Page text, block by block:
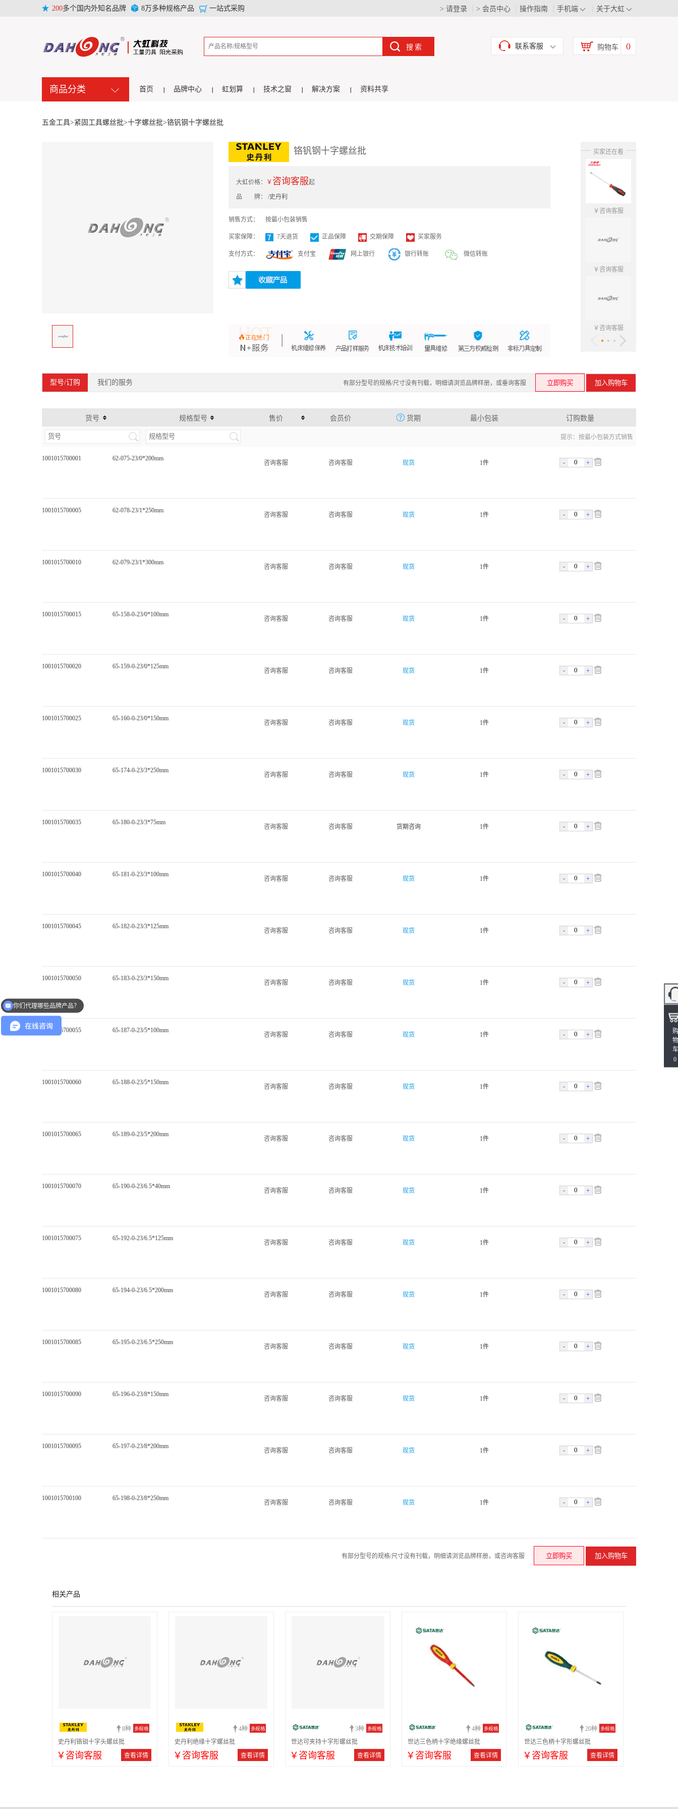
200多个国内外知名品牌 8万多种规格产品 一站式采购 > 请登录 > 会员中心 操作指南 手机端 关于大虹
搜索 联系客服 购物车 0
商品分类 首页 品牌中心 虹划算 技术之窗 解决方案 资料共享
五金工具>紧固工具螺丝批>十字螺丝批>铬钒钢十字螺丝批
铬钒钢十字螺丝批
大虹价格： ￥ 咨询客服起
品 牌： /史丹利
销售方式： 按最小包装销售
买家保障： 7天退货 正品保障 交期保障 买家服务
支付方式： 支付宝 网上银行 银行转账 微信转账
买家还在看
￥咨询客服
￥咨询客服
￥咨询客服
型号/订购 我们的服务 有部分型号的规格/尺寸没有刊载，明细请浏览品牌样册，或垂询客服
货号 规格型号 售价 会员价 货期 最小包装 订购数量
提示：按最小包装方式销售
1001015700001 62-075-23/0*200mm
咨询客服 咨询客服 现货 1件 - +
1001015700005 62-078-23/1*250mm
咨询客服 咨询客服 现货 1件 - +
1001015700010 62-079-23/1*300mm
咨询客服 咨询客服 现货 1件 - +
1001015700015 65-158-0-23/0*100mm
咨询客服 咨询客服 现货 1件 - +
1001015700020 65-159-0-23/0*125mm
咨询客服 咨询客服 现货 1件 - +
1001015700025 65-160-0-23/0*150mm
咨询客服 咨询客服 现货 1件 - +
1001015700030 65-174-0-23/3*250mm
咨询客服 咨询客服 现货 1件 - +
1001015700035 65-180-0-23/3*75mm
咨询客服 咨询客服 货期咨询 1件 - +
1001015700040 65-181-0-23/3*100mm
咨询客服 咨询客服 现货 1件 - +
1001015700045 65-182-0-23/3*125mm
咨询客服 咨询客服 现货 1件 - +
1001015700050 65-183-0-23/3*150mm
咨询客服 咨询客服 现货 1件 - +
1001015700055 65-187-0-23/5*100mm
咨询客服 咨询客服 现货 1件 - +
1001015700060 65-188-0-23/5*150mm
咨询客服 咨询客服 现货 1件 - +
1001015700065 65-189-0-23/5*200mm
咨询客服 咨询客服 现货 1件 - +
1001015700070 65-190-0-23/6.5*40mm
咨询客服 咨询客服 现货 1件 - +
1001015700075 65-192-0-23/6.5*125mm
咨询客服 咨询客服 现货 1件 - +
1001015700080 65-194-0-23/6.5*200mm
咨询客服 咨询客服 现货 1件 - +
1001015700085 65-195-0-23/6.5*250mm
咨询客服 咨询客服 现货 1件 - +
1001015700090 65-196-0-23/8*150mm
咨询客服 咨询客服 现货 1件 - +
1001015700095 65-197-0-23/8*200mm
咨询客服 咨询客服 现货 1件 - +
1001015700100 65-198-0-23/8*250mm
咨询客服 咨询客服 现货 1件 - +
有部分型号的规格/尺寸没有刊载，明细请浏览品牌样册，或咨询客服
相关产品
8种 多规格
史丹利铬钼十字头螺丝批
￥咨询客服 查看详情
4种 多规格
史丹利绝缘十字螺丝批
￥咨询客服 查看详情
3种 多规格
世达可夹持十字形螺丝批
￥咨询客服 查看详情
4种 多规格
世达三色柄十字绝缘螺丝批
￥咨询客服 查看详情
20种 多规格
世达三色柄十字形螺丝批
￥咨询客服 查看详情
购
物
车
0
你们代理哪些品牌产品？